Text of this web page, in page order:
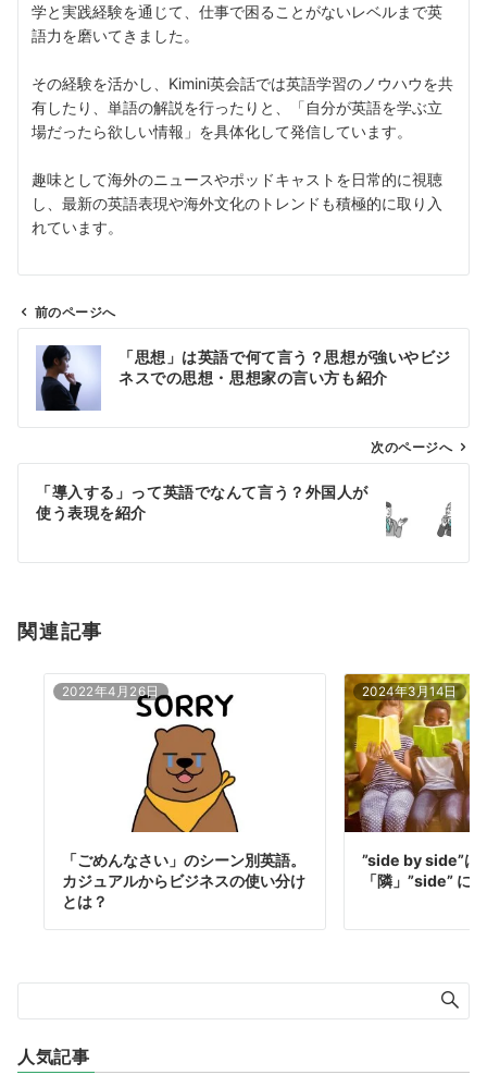
学と実践経験を通じて、仕事で困ることがないレベルまで英
語力を磨いてきました。
その経験を活かし、Kimini英会話では英語学習のノウハウを共
有したり、単語の解説を行ったりと、「自分が英語を学ぶ立
場だったら欲しい情報」を具体化して発信しています。
趣味として海外のニュースやポッドキャストを日常的に視聴
し、最新の英語表現や海外文化のトレンドも積極的に取り入
れています。
ン
前のページへ
「思想」は英語で何て言う？思想が強いやビジ
ネスでの思想・思想家の言い方も紹介
次のページへ
「導入する」って英語でなんて言う？外国人が
使う表現を紹介
関連記事
2022年4月26日
「ごめんなさい」のシーン別英語。
カジュアルからビジネスの使い分け
とは？
2024年3月14日
”side by side”は
「隣」”side” に
人気記事